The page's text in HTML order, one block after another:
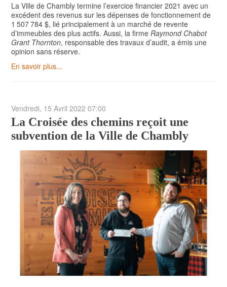
La Ville de Chambly termine l’exercice financier 2021 avec un
excédent des revenus sur les dépenses de fonctionnement de
1 507 784 $, lié principalement à un marché de revente
d’immeubles des plus actifs. Aussi, la firme Raymond Chabot
Grant Thornton, responsable des travaux d’audit, a émis une
opinion sans réserve.
En savoir plus...
Vendredi, 15 Avril 2022 07:00
La Croisée des chemins reçoit une
subvention de la Ville de Chambly